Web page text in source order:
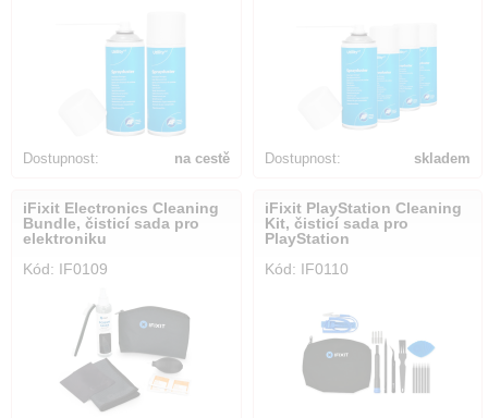
Dostupnost: na cestě Dostupnost: skladem
iFixit Electronics Cleaning
Bundle, čisticí sada pro
elektroniku
Kód: IF0109
iFixit PlayStation Cleaning
Kit, čisticí sada pro
PlayStation
Kód: IF0110